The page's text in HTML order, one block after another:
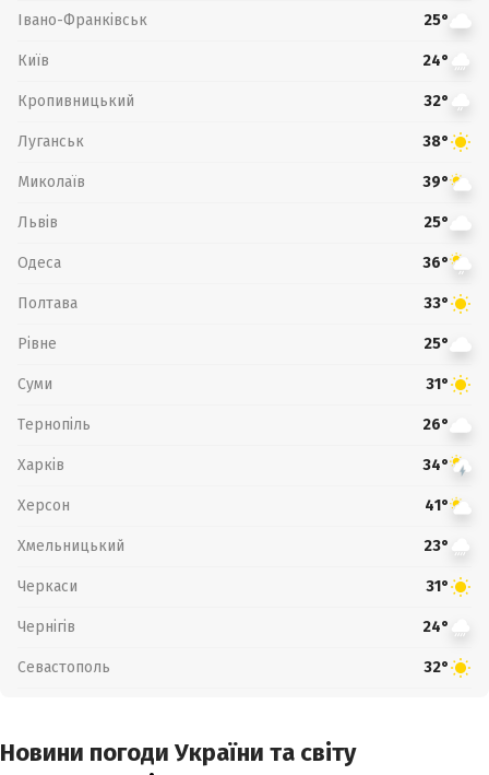
Івано-Франківськ 25°
Київ 24°
Кропивницький 32°
Луганськ 38°
Миколаїв 39°
Львів 25°
Одеса 36°
Полтава 33°
Рівне 25°
Суми 31°
Тернопіль 26°
Харків 34°
Херсон 41°
Хмельницький 23°
Черкаси 31°
Чернігів 24°
Севастополь 32°
Новини погоди України та світу